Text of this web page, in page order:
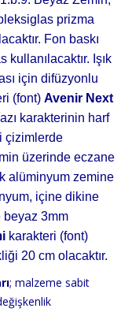
prizma
Fon baskı
kullanılacaktır. Işık
için difüzyonlu
(font) Avenir Next
karakterinin harf
çizimlerde
üzerinde eczane
alüminyum zemine
içine dikine
3mm
karakteri (font)
20 cm olacaktır.
; malzeme sabit